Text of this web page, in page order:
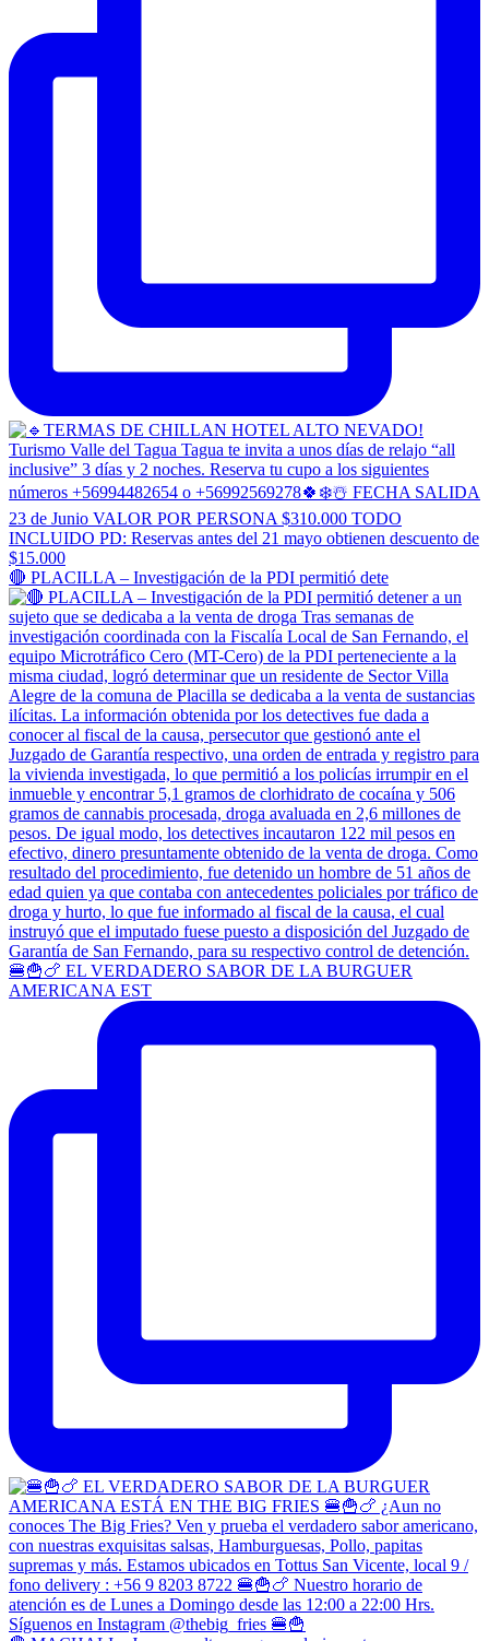
🔴 PLACILLA – Investigación de la PDI permitió dete
🍔🍟🍗 EL VERDADERO SABOR DE LA BURGUER
AMERICANA EST